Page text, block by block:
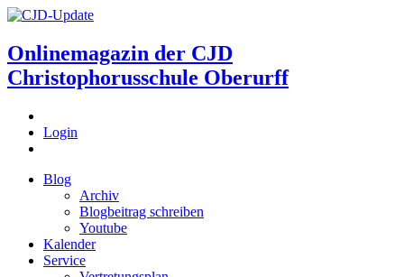
Onlinemagazin der CJD
Christophorusschule Oberurff
Login
Blog
Archiv
Blogbeitrag schreiben
Youtube
Kalender
Service